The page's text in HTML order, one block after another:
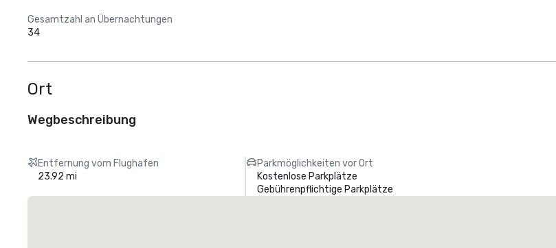
Gesamtzahl an Übernachtungen
34
Ort
Wegbeschreibung
Entfernung vom Flughafen
23.92 mi
Parkmöglichkeiten vor Ort
Kostenlose Parkplätze
Gebührenpflichtige Parkplätze